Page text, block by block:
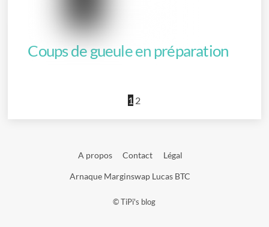
Coups de gueule en préparation
1 2
A propos Contact Légal
Arnaque Marginswap Lucas BTC
©TiPi's blog